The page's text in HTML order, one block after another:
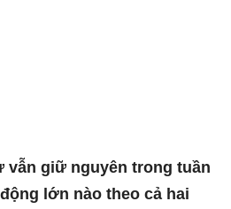
vẫn giữ nguyên trong tuần
lớn nào theo cả hai